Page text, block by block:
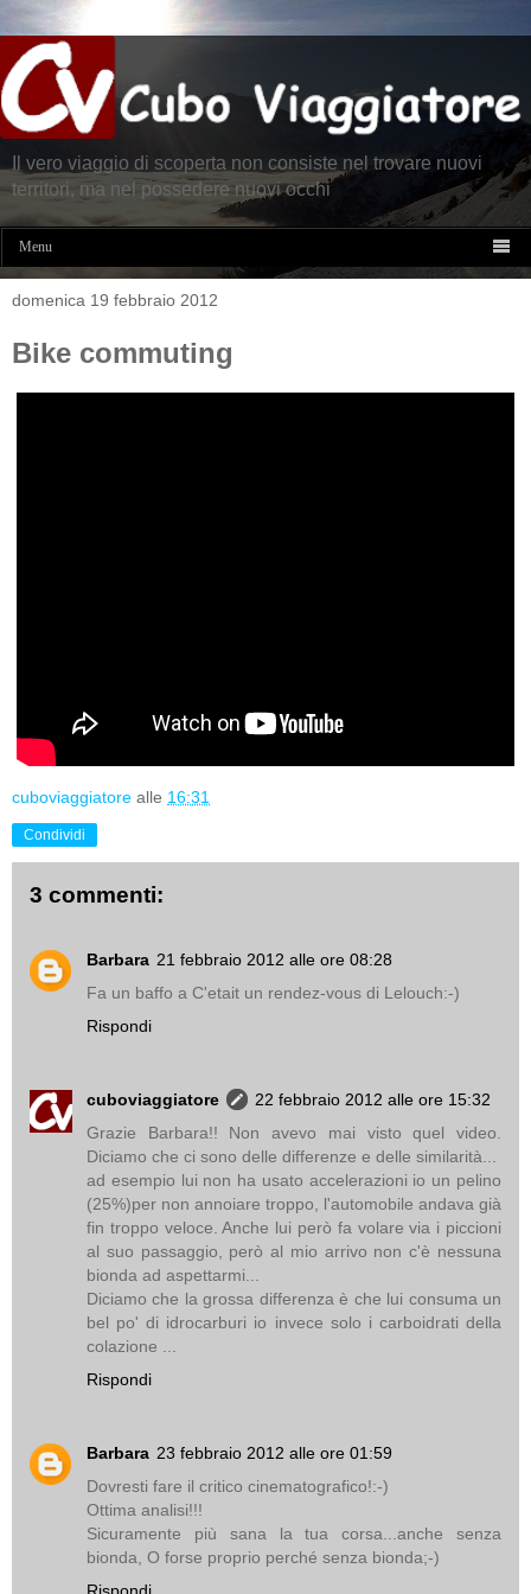
Il vero viaggio di scoperta non consiste nel trovare nuovi
territori, ma nel possedere nuovi occhi
Menu 
domenica 19 febbraio 2012
Bike commuting
cuboviaggiatore alle 16:31
Condividi
3 commenti:
Barbara 21 febbraio 2012 alle ore 08:28
Fa un baffo a C'etait un rendez-vous di Lelouch:-)
Rispondi
cuboviaggiatore
22 febbraio 2012 alle ore 15:32
Grazie Barbara!! Non avevo mai visto quel video.
Diciamo che ci sono delle differenze e delle similarità...
ad esempio lui non ha usato accelerazioni io un pelino
(25%)per non annoiare troppo, l'automobile andava già
fin troppo veloce. Anche lui però fa volare via i piccioni
al suo passaggio, però al mio arrivo non c'è nessuna
bionda ad aspettarmi...
Diciamo che la grossa differenza è che lui consuma un
bel po' di idrocarburi io invece solo i carboidrati della
colazione ...
Rispondi
Barbara 23 febbraio 2012 alle ore 01:59
Dovresti fare il critico cinematografico!:-)
Ottima analisi!!!
Sicuramente più sana la tua corsa...anche senza
bionda, O forse proprio perché senza bionda;-)
Rispondi